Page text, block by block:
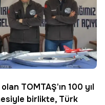
olan TOMTAŞ'ın 100 yıl
birlikte, Türk